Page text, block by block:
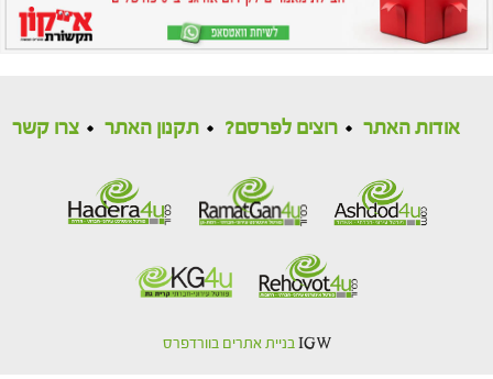
אודות האתר רוצים לפרסם? תקנון האתר צרו קשר
IGW בניית אתרים בוורדפרס